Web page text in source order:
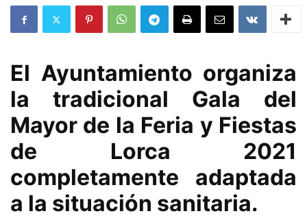
El Ayuntamiento organiza
la tradicional Gala del
Mayor de la Feria y Fiestas
de Lorca 2021
completamente adaptada
a la situación sanitaria.